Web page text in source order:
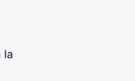
la